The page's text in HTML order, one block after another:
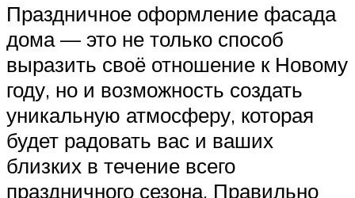
Праздничное оформление фасада
дома — это не только способ
выразить своё отношение к Новому
году, но и возможность создать
уникальную атмосферу, которая
будет радовать вас и ваших
близких в течение всего
праздничного сезона. Правильно